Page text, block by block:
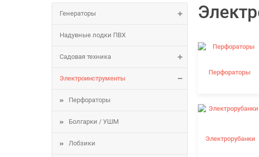
Генераторы
Надувные лодки ПВХ
Садовая техника
Электроинструменты
Перфораторы
Болгарки / УШМ
Лобзики
Перфораторы
Электрорубанки